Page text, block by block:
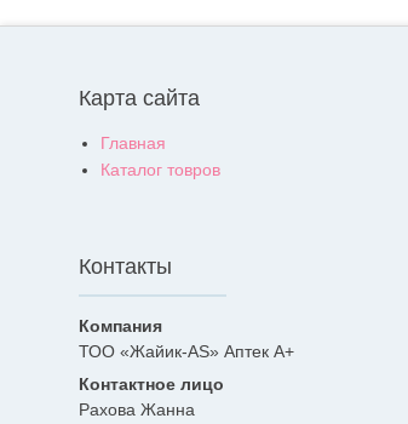
Карта сайта
Главная
Каталог товров
Контакты
ТОО «Жайик-AS» Аптек А+
Рахова Жанна